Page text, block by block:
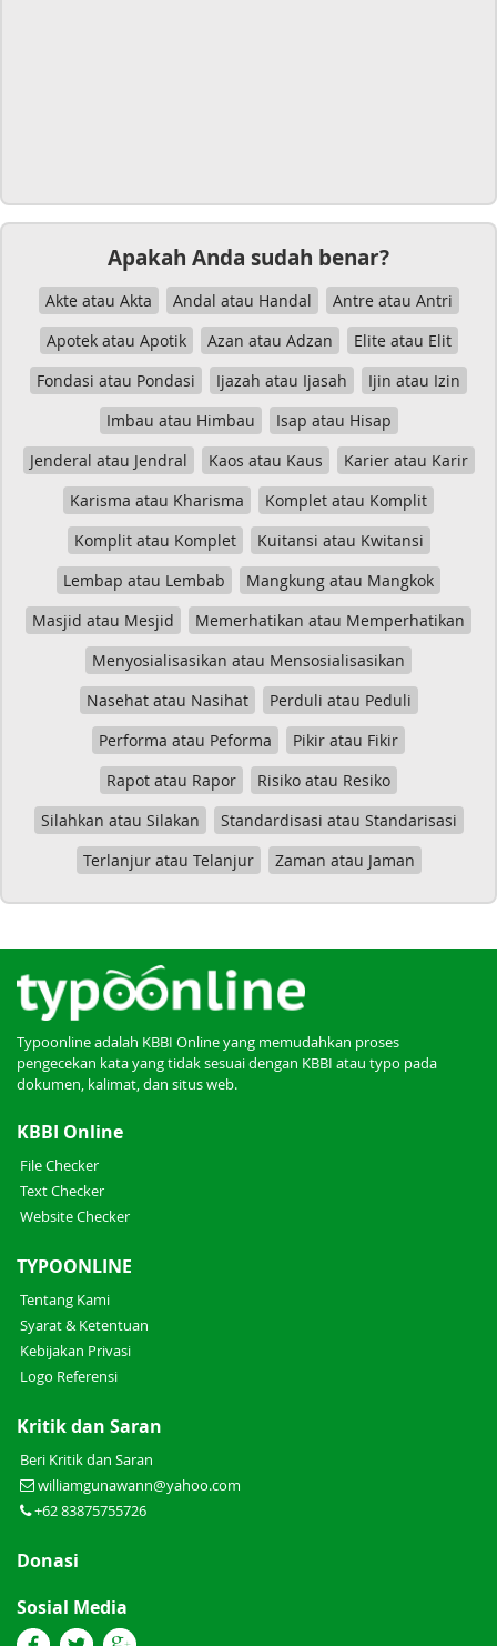
Apakah Anda sudah benar?
Akte atau Akta Andal atau Handal
Antre atau Antri
Apotek atau Apotik
Azan atau Adzan
Elite atau Elit
Fondasi atau Pondasi
Ijazah atau Ijasah
Ijin atau Izin
Imbau atau Himbau
Isap atau Hisap
Jenderal atau Jendral
Kaos atau Kaus
Karier atau Karir
Karisma atau Kharisma
Komplet atau Komplit
Komplit atau Komplet
Kuitansi atau Kwitansi
Lembap atau Lembab
Mangkung atau Mangkok
Masjid atau Mesjid
Memerhatikan atau Memperhatikan
Menyosialisasikan atau Mensosialisasikan
Nasehat atau Nasihat
Perduli atau Peduli
Performa atau Peforma
Pikir atau Fikir
Rapot atau Rapor
Risiko atau Resiko
Silahkan atau Silakan
Standardisasi atau Standarisasi
Terlanjur atau Telanjur
Zaman atau Jaman
Typoonline adalah KBBI Online yang memudahkan proses
pengecekan kata yang tidak sesuai dengan KBBI atau typo pada
dokumen, kalimat, dan situs web.
KBBI Online
File Checker
Text Checker
Website Checker
TYPOONLINE
Tentang Kami
Syarat & Ketentuan
Kebijakan Privasi
Logo Referensi
Kritik dan Saran
Beri Kritik dan Saran
williamgunawann@yahoo.com
+62 83875755726
Donasi
Sosial Media